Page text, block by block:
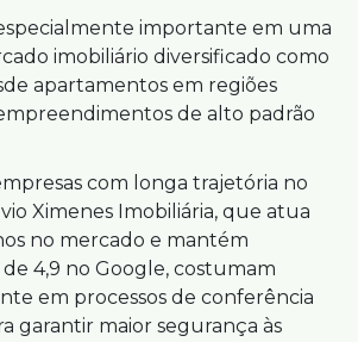
importante em uma
imobiliário diversificado como
apartamentos em regiões
de alto padrão
com longa trajetória no
Ximenes Imobiliária, que atua
no mercado e mantém
4,9 no Google, costumam
em processos de conferência
garantir maior segurança às